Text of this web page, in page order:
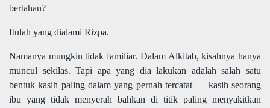
bertahan?
Itulah yang dialami Rizpa.
Namanya mungkin tidak familiar. Dalam Alkitab, kisahnya hanya
muncul sekilas. Tapi apa yang dia lakukan adalah salah satu
bentuk kasih paling dalam yang pernah tercatat — kasih seorang
ibu yang tidak menyerah bahkan di titik paling menyakitkan